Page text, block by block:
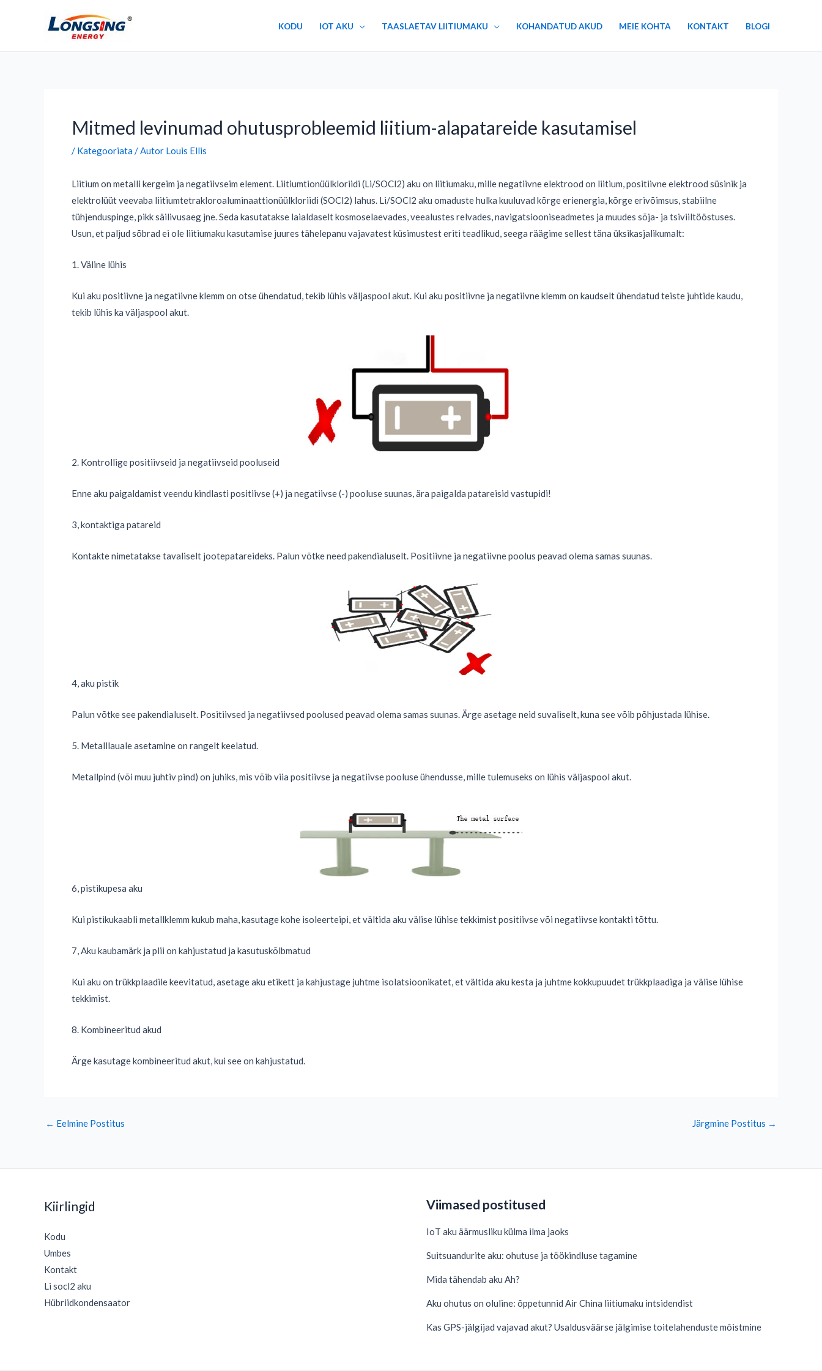
KODU IOT AKU TAASLAETAV LIITIUMAKU KOHANDATUD AKUD MEIE KOHTA KONTAKT BLOGI
Mitmed levinumad ohutusprobleemid liitium-alapatareide kasutamisel
/ Kategooriata/ Autor Louis Ellis
Liitium on metalli kergeim ja negatiivseim element. Liitiumtionüülkloriidi (Li/SOCl2) aku on liitiumaku, mille negatiivne elektrood on liitium, positiivne elektrood süsinik ja
elektrolüüt veevaba liitiumtetrakloroaluminaattionüülkloriidi (SOCl2) lahus. Li/SOCl2 aku omaduste hulka kuuluvad kõrge erienergia, kõrge erivõimsus, stabiilne
tühjenduspinge, pikk säilivusaeg jne. Seda kasutatakse laialdaselt kosmoselaevades, veealustes relvades, navigatsiooniseadmetes ja muudes sõja- ja tsiviiltööstuses.
Usun, et paljud sõbrad ei ole liitiumaku kasutamise juures tähelepanu vajavatest küsimustest eriti teadlikud, seega räägime sellest täna üksikasjalikumalt:
1. Väline lühis
Kui aku positiivne ja negatiivne klemm on otse ühendatud, tekib lühis väljaspool akut. Kui aku positiivne ja negatiivne klemm on kaudselt ühendatud teiste juhtide kaudu,
tekib lühis ka väljaspool akut.
2. Kontrollige positiivseid ja negatiivseid pooluseid
Enne aku paigaldamist veendu kindlasti positiivse (+) ja negatiivse (-) pooluse suunas, ära paigalda patareisid vastupidi!
3, kontaktiga patareid
Kontakte nimetatakse tavaliselt jootepatareideks. Palun võtke need pakendialuselt. Positiivne ja negatiivne poolus peavad olema samas suunas.
4, aku pistik
Palun võtke see pakendialuselt. Positiivsed ja negatiivsed poolused peavad olema samas suunas. Ärge asetage neid suvaliselt, kuna see võib põhjustada lühise.
5. Metalllauale asetamine on rangelt keelatud.
Metallpind (või muu juhtiv pind) on juhiks, mis võib viia positiivse ja negatiivse pooluse ühendusse, mille tulemuseks on lühis väljaspool akut.
6, pistikupesa aku
Kui pistikukaabli metallklemm kukub maha, kasutage kohe isoleerteipi, et vältida aku välise lühise tekkimist positiivse või negatiivse kontakti tõttu.
7, Aku kaubamärk ja plii on kahjustatud ja kasutuskõlbmatud
Kui aku on trükkplaadile keevitatud, asetage aku etikett ja kahjustage juhtme isolatsioonikatet, et vältida aku kesta ja juhtme kokkupuudet trükkplaadiga ja välise lühise
tekkimist.
8. Kombineeritud akud
Ärge kasutage kombineeritud akut, kui see on kahjustatud.
← Eelmine Postitus Järgmine Postitus →
Kiirlingid
Kodu
Umbes
Kontakt
Li socl2 aku
Hübriidkondensaator
Viimased postitused
IoT aku äärmusliku külma ilma jaoks
Suitsuandurite aku: ohutuse ja töökindluse tagamine
Mida tähendab aku Ah?
Aku ohutus on oluline: õppetunnid Air China liitiumaku intsidendist
Kas GPS-jälgijad vajavad akut? Usaldusväärse jälgimise toitelahenduste mõistmine
French
Swedish